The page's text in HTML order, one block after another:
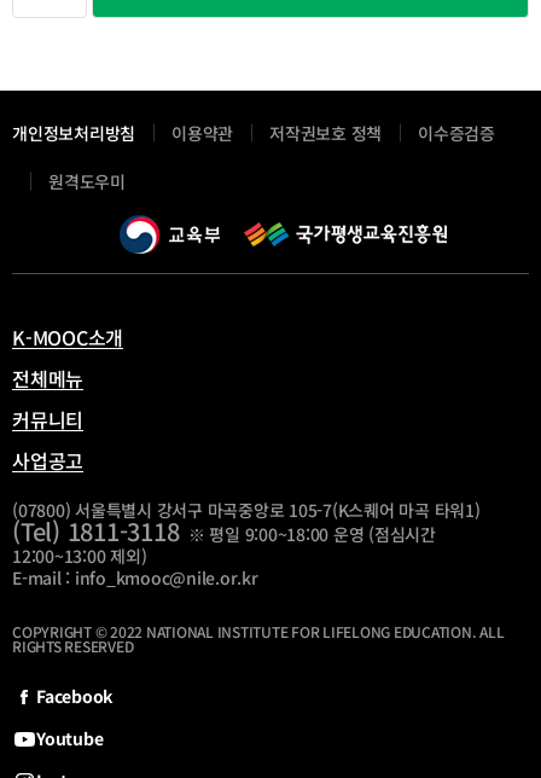
등
개인정보처리방침 이용약관 저작권보호 정책
이수증검증
원격도우미새
창
열
K-MOOC소개
전체메뉴
커뮤니티
사업공고
(07800) 서울특별시 강서구 마곡중앙로 105-7(K스퀘어 마곡 타워1)
(Tel) 1811-3118※ 평일 9:00~18:00 운영 (점심시간
12:00~13:00 제외)
E-mail : info_kmooc@nile.or.kr
COPYRIGHT © 2022 NATIONAL INSTITUTE FOR LIFELONG EDUCATION. ALL
RIGHTS RESERVED
Facebook
Youtube